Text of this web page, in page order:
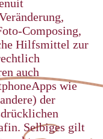
Composing,
Hilfsmittel zur
auch
wie
der
Selbiges gilt